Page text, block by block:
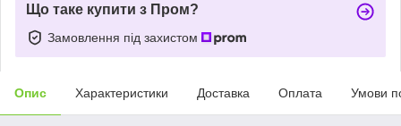
Що таке купити з Пром?
Замовлення під захистом
Опис Характеристики Доставка Оплата Умови